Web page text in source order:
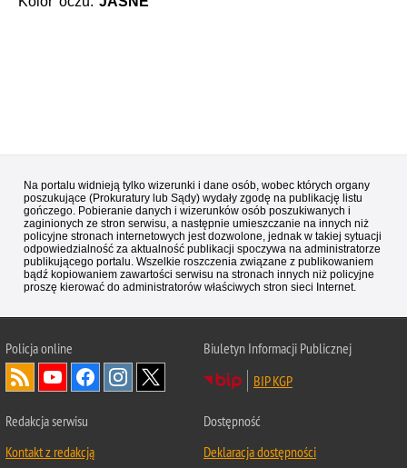
Na portalu widnieją tylko wizerunki i dane osób, wobec których organy
poszukujące (Prokuratury lub Sądy) wydały zgodę na publikację listu
gończego. Pobieranie danych i wizerunków osób poszukiwanych i
zaginionych ze stron serwisu, a następnie umieszczanie na innych niż
policyjne stronach internetowych jest dozwolone, jednak w takiej sytuacji
odpowiedzialność za aktualność publikacji spoczywa na administratorze
publikującego portalu. Wszelkie roszczenia związane z publikowaniem
bądź kopiowaniem zawartości serwisu na stronach innych niż policyjne
proszę kierować do administratorów właściwych stron sieci Internet.
Policjaonline
Biuletyn Informacji Publicznej
BIP KGP
Redakcja serwisu
Kontakt z redakcją
Dostępność
Deklaracja dostępności